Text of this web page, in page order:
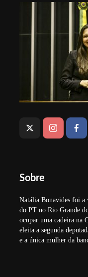
Sobre
Natália Bonavides foi a
do PT no Rio Grande
ocupar uma cadeira na
eleita a segunda
e a única mulher da